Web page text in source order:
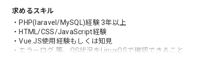
求めるスキル
・PHP(laravel/MySQL)経験 3年以上
・HTML/CSS/JavaScript経験
・Vue.JS使用経験もしくは知見
・エラーログ 等、OS状況をLinuxOSで確認できること